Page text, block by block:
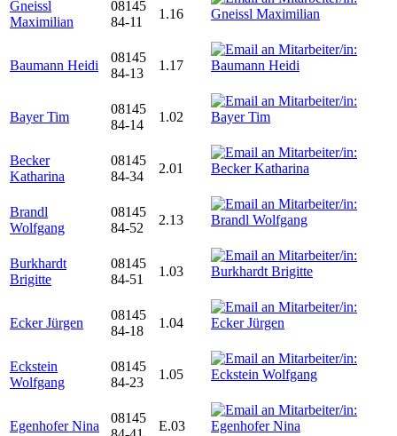
Gneissl
Maximilian
08145
84-11
1.16
Baumann Heidi
08145
84-13
1.17
Bayer Tim
08145
84-14
1.02
Becker
Katharina
08145
84-34
2.01
Brandl
Wolfgang
08145
84-52
2.13
Burkhardt
Brigitte
08145
84-51
1.03
Ecker Jürgen
08145
84-18
1.04
Eckstein
Wolfgang
08145
84-23
1.05
Egenhofer Nina
08145
E.03